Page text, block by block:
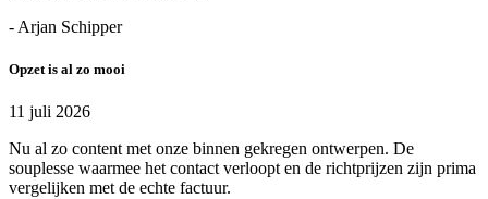
- Arjan Schipper
Opzet is al zo mooi
11 juli 2026
Nu al zo content met onze binnen gekregen ontwerpen. De
souplesse waarmee het contact verloopt en de richtprijzen zijn prima
vergelijken met de echte factuur.